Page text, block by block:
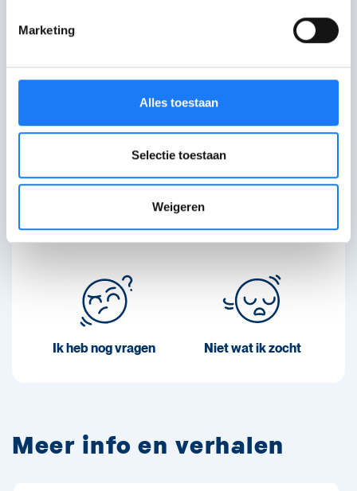
Marketing
Alles toestaan
Selectie toestaan
Weigeren
pagina?
Je feedback helpt ons om betere
content te maken.
Ik ben geholpen Verwarrend
Ik heb nog vragen Niet wat ik zocht
Meer info en verhalen